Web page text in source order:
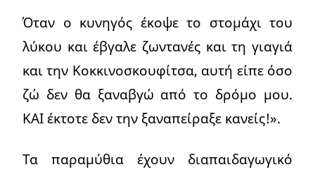
Όταν ο κυνηγός έκοψε το στομάχι του
λύκου και έβγαλε ζωντανές και τη γιαγιά
και την Κοκκινοσκουφίτσα, αυτή είπε όσο
ζώ δεν θα ξαναβγώ από το δρόμο μου.
ΚΑΙ έκτοτε δεν την ξαναπείραξε κανείς!».
Τα παραμύθια έχουν διαπαιδαγωγικό